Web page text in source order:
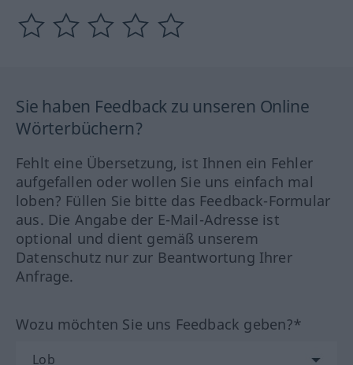
Sie haben Feedback zu unseren Online
Wörterbüchern?
Fehlt eine Übersetzung, ist Ihnen ein Fehler
aufgefallen oder wollen Sie uns einfach mal
loben? Füllen Sie bitte das Feedback-Formular
aus. Die Angabe der E-Mail-Adresse ist
optional und dient gemäß unserem
Datenschutz nur zur Beantwortung Ihrer
Anfrage.
Wozu möchten Sie uns Feedback geben?*